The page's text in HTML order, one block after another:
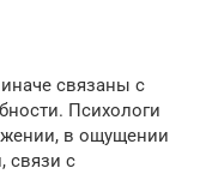
связаны с
Психологи
в ощущении
связи с